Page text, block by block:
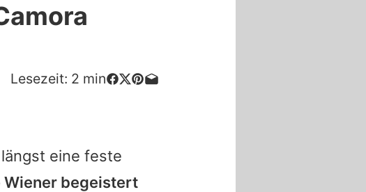
Lesezeit: 2 min
eine feste
begeistert